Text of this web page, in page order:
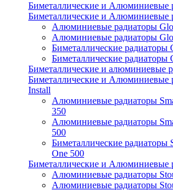
Биметаллические и Алюминиевые
Биметаллические и Алюминиевые
Алюминиевые радиаторы
Алюминиевые радиаторы
Биметаллические радиаторы
Биметаллические радиаторы
Биметаллические и алюминиевые
Биметаллические и Алюминиевые
Install
Алюминиевые радиаторы
350
Алюминиевые радиаторы
500
Биметаллические радиаторы
One 500
Биметаллические и Алюминиевые
Алюминиевые радиаторы
Алюминиевые радиаторы